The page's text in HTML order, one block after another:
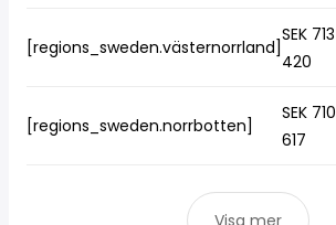
[regions_sweden.västernorrland]
SEK 713
420
[regions_sweden.norrbotten]
SEK 710
617
Visa mer